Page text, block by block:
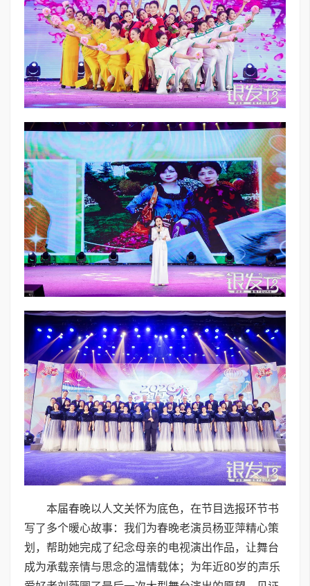
本届春晚以人文关怀为底色，在节目选报环节书
写了多个暖心故事：我们为春晚老演员杨亚萍精心策
划，帮助她完成了纪念母亲的电视演出作品，让舞台
成为承载亲情与思念的温情载体；为年近80岁的声乐